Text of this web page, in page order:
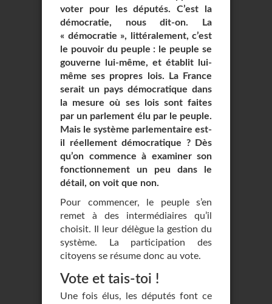
voter pour les députés. C’est la
démocratie, nous dit-on. La
« démocratie », littéralement, c’est
le pouvoir du peuple : le peuple se
gouverne lui-même, et établit lui-
même ses propres lois. La France
serait un pays démocratique dans
la mesure où ses lois sont faites
par un parlement élu par le peuple.
Mais le système parlementaire est-
il réellement démocratique ? Dès
qu’on commence à examiner son
fonctionnement un peu dans le
détail, on voit que non.
Pour commencer, le peuple s’en
remet à des intermédiaires qu’il
choisit. Il leur délègue la gestion du
système. La participation des
citoyens se résume donc au vote.
Vote et tais-toi !
Une fois élus, les députés font ce